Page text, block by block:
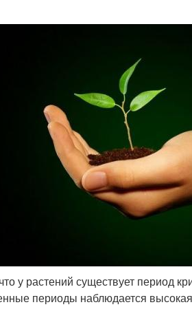
у растений существует период
периоды наблюдается